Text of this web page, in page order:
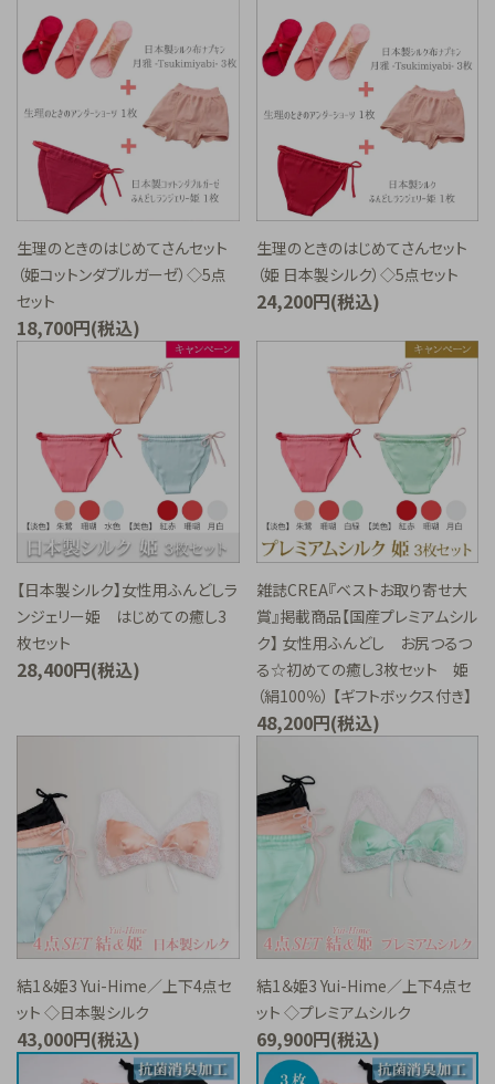
生理のときのはじめてさんセット
（姫コットンダブルガーゼ）◇5点
セット
18,700円(税込)
生理のときのはじめてさんセット
（姫 日本製シルク）◇5点セット
24,200円(税込)
【日本製シルク】女性用ふんどしラ
ンジェリー姫 はじめての癒し3
枚セット
28,400円(税込)
雑誌CREA『ベストお取り寄せ大
賞』掲載商品【国産プレミアムシル
ク】 女性用ふんどし お尻つるつ
る☆初めての癒し3枚セット 姫
（絹100％） 【ギフトボックス付き】
48,200円(税込)
結1＆姫3 Yui-Hime／上下4点セ
ット ◇日本製シルク
43,000円(税込)
結1＆姫3 Yui-Hime／上下4点セ
ット ◇プレミアムシルク
69,900円(税込)